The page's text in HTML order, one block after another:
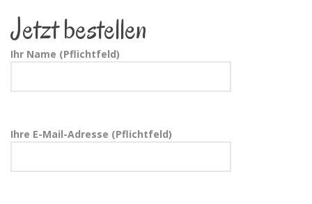
Jetzt bestellen
Ihr Name (Pflichtfeld)
Ihre E-Mail-Adresse (Pflichtfeld)